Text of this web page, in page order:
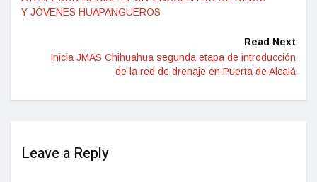
Y JÓVENES HUAPANGUEROS
Read Next
Inicia JMAS Chihuahua segunda etapa de introducción
de la red de drenaje en Puerta de Alcalá
Leave a Reply